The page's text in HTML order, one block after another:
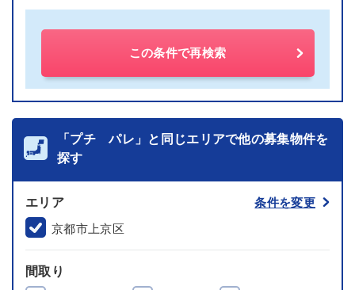
この条件で再検索
「プチ パレ」と同じエリアで他の募集物件を
探す
エリア
条件を変更
京都市上京区
間取り